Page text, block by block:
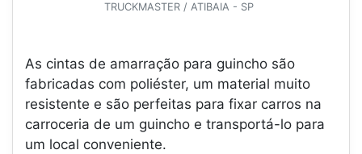
TRUCKMASTER / ATIBAIA - SP
As cintas de amarração para guincho são
fabricadas com poliéster, um material muito
resistente e são perfeitas para fixar carros na
carroceria de um guincho e transportá-lo para
um local conveniente.